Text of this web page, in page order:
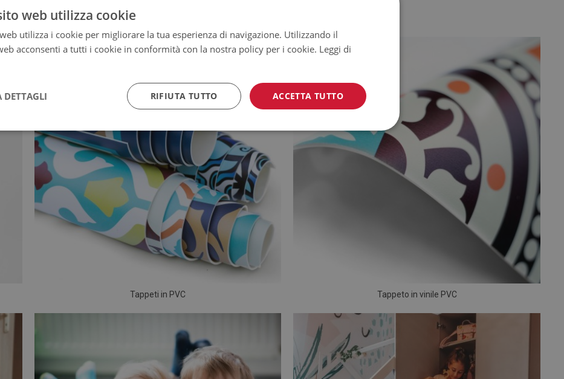
Tappeti in PVC Tappeto in vinile PVC
web utilizza cookie
utilizza i cookie per migliorare la tua esperienza di navigazione. Utilizzando il
acconsenti a tutti i cookie in conformità con la nostra policy per i cookie. Leggi di
ACCETTA TUTTO
RIFIUTA TUTTO
DETTAGLI